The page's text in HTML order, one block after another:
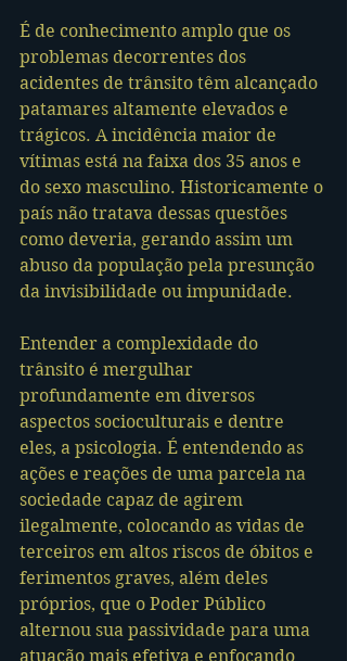
É de conhecimento amplo que os
problemas decorrentes dos
acidentes de trânsito têm alcançado
patamares altamente elevados e
trágicos. A incidência maior de
vítimas está na faixa dos 35 anos e
do sexo masculino. Historicamente o
país não tratava dessas questões
como deveria, gerando assim um
abuso da população pela presunção
da invisibilidade ou impunidade.
Entender a complexidade do
trânsito é mergulhar
profundamente em diversos
aspectos socioculturais e dentre
eles, a psicologia. É entendendo as
ações e reações de uma parcela na
sociedade capaz de agirem
ilegalmente, colocando as vidas de
terceiros em altos riscos de óbitos e
ferimentos graves, além deles
próprios, que o Poder Público
alternou sua passividade para uma
atuação mais efetiva e enfocando